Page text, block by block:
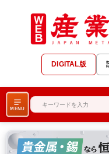
DIGITAL版
MENU